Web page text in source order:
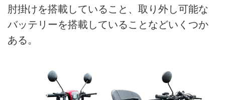
肘掛けを搭載していること、取り外し可能な
バッテリーを搭載していることなどいくつか
ある。